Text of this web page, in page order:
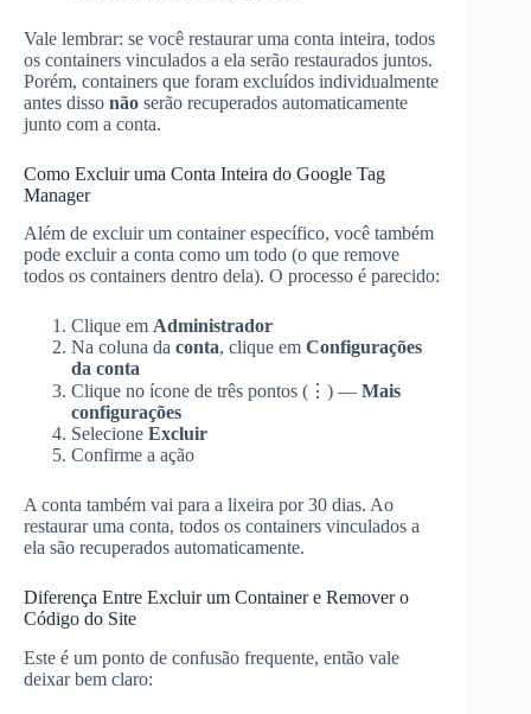
Vale lembrar: se você restaurar uma conta inteira, todos
os containers vinculados a ela serão restaurados juntos.
Porém, containers que foram excluídos individualmente
antes disso não serão recuperados automaticamente
junto com a conta.
Como Excluir uma Conta Inteira do Google Tag
Manager
Além de excluir um container específico, você também
pode excluir a conta como um todo (o que remove
todos os containers dentro dela). O processo é parecido:
Clique em Administrador
Na coluna da conta, clique em Configurações
da conta
Clique no ícone de três pontos (⋮) — Mais
configurações
Selecione Excluir
Confirme a ação
A conta também vai para a lixeira por 30 dias. Ao
restaurar uma conta, todos os containers vinculados a
ela são recuperados automaticamente.
Diferença Entre Excluir um Container e Remover o
Código do Site
Este é um ponto de confusão frequente, então vale
deixar bem claro: